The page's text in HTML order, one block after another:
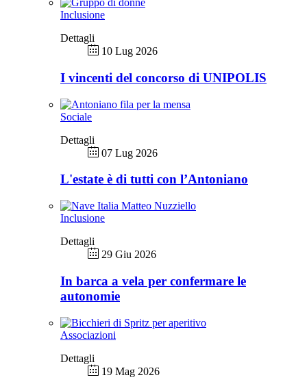
Inclusione
Dettagli
10 Lug 2026
I vincenti del concorso di UNIPOLIS
Sociale
Dettagli
07 Lug 2026
L'estate è di tutti con l’Antoniano
Inclusione
Dettagli
29 Giu 2026
In barca a vela per confermare le
autonomie
Associazioni
Dettagli
19 Mag 2026